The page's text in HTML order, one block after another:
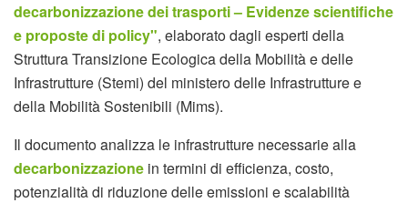
decarbonizzazione dei trasporti – Evidenze scientifiche
e proposte di policy", elaborato dagli esperti della
Struttura Transizione Ecologica della Mobilità e delle
Infrastrutture (Stemi) del ministero delle Infrastrutture e
della Mobilità Sostenibili (Mims).
Il documento analizza le infrastrutture necessarie alla
decarbonizzazione in termini di efficienza, costo,
potenzialità di riduzione delle emissioni e scalabilità